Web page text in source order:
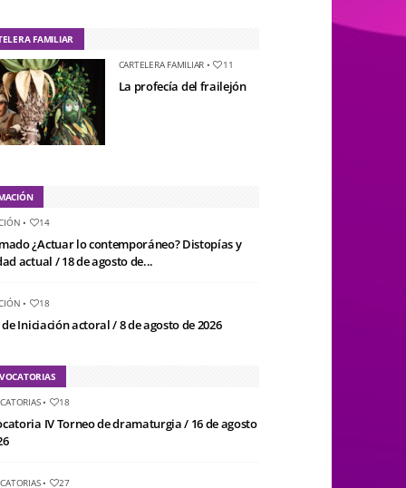
FAMILIAR
CARTELERA FAMILIAR • 11
La profecía del frailejón
• 14
¿Actuar lo contemporáneo? Distopías y
actual / 18 de agosto de...
• 18
Iniciación actoral / 8 de agosto de 2026
• 18
IV Torneo de dramaturgia / 16 de agosto
• 27